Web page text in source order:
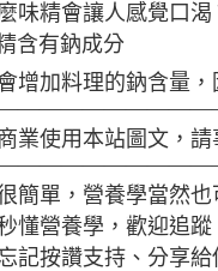
味精會讓人感覺口渴
含有鈉成分
增加料理的鈉含量
業使用本站圖文，
簡單，營養學當然也
懂營養學，歡迎追蹤
記按讚支持、分享